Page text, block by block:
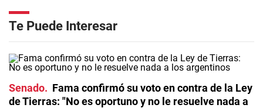
Te Puede Interesar
Senado
Fama confirmó su voto en contra de la Ley
de Tierras: "No es oportuno y no le resuelve nada a